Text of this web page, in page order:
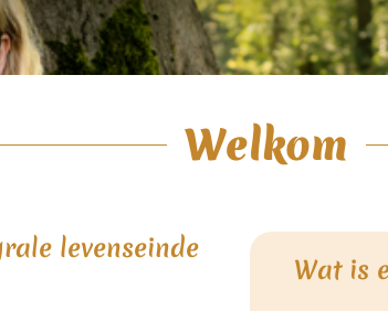
Welkom
levenseinde
Wat is